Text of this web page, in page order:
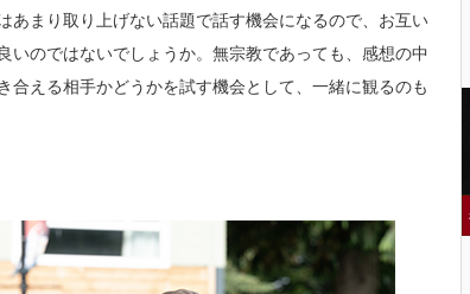
あまり取り上げない話題で話す機会になるので、お互い
いのではないでしょうか。無宗教であっても、感想の中
合える相手かどうかを試す機会として、一緒に観るのも